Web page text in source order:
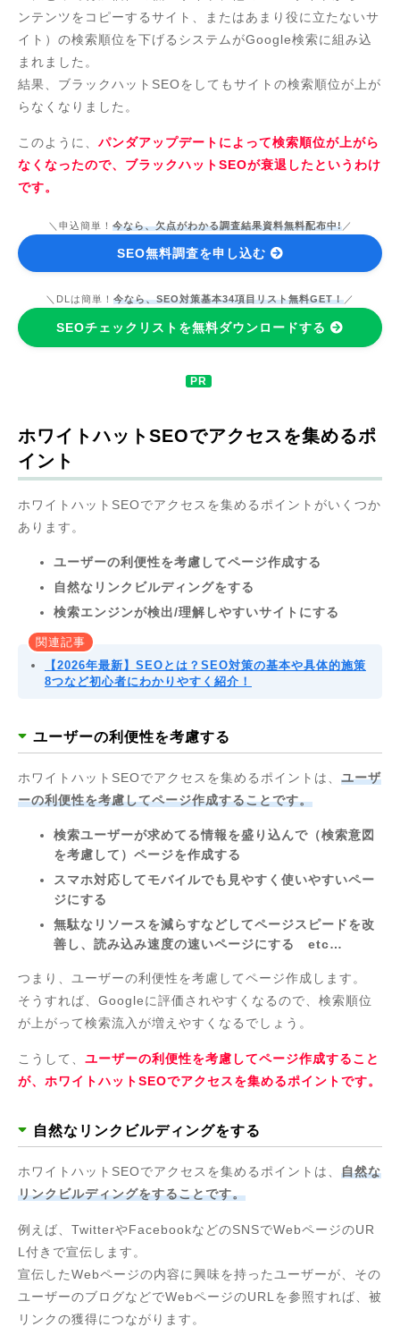
ンテンツをコピーするサイト、またはあまり役に立たないサ
イト）の検索順位を下げるシステムがGoogle検索に組み込
まれました。
結果、ブラックハットSEOをしてもサイトの検索順位が上が
らなくなりました。
このように、 パンダアップデートによって検索順位が上がら
なくなったので、ブラックハットSEOが衰退したというわけ
です。
＼申込簡単！ 今なら、欠点がわかる調査結果資料無料配布中!／
SEO無料調査を申し込む
＼DLは簡単！ 今なら、SEO対策基本34項目リスト無料GET！ ／
SEOチェックリストを無料ダウンロードする
ホワイトハットSEOでアクセスを集めるポ
イント
ホワイトハットSEOでアクセスを集めるポイントがいくつか
あります。
ユーザーの利便性を考慮してページ作成する
自然なリンクビルディングをする
検索エンジンが検出/理解しやすいサイトにする
関連記事
【2026年最新】SEOとは？SEO対策の基本や具体的施策
8つなど初心者にわかりやすく紹介！
ユーザーの利便性を考慮する
ホワイトハットSEOでアクセスを集めるポイントは、 ユーザ
ーの利便性を考慮してページ作成することです。
検索ユーザーが求めてる情報を盛り込んで（検索意図
を考慮して）ページを作成する
スマホ対応してモバイルでも見やすく使いやすいペー
ジにする
無駄なリソースを減らすなどしてページスピードを改
善し、読み込み速度の速いページにする etc…
つまり、ユーザーの利便性を考慮してページ作成します。
そうすれば、Googleに評価されやすくなるので、検索順位
が上がって検索流入が増えやすくなるでしょう。
こうして、 ユーザーの利便性を考慮してページ作成すること
が、ホワイトハットSEOでアクセスを集めるポイントです。
自然なリンクビルディングをする
ホワイトハットSEOでアクセスを集めるポイントは、 自然な
リンクビルディングをすることです。
例えば、TwitterやFacebookなどのSNSでWebページのUR
L付きで宣伝します。
宣伝したWebページの内容に興味を持ったユーザーが、その
ユーザーのブログなどでWebページのURLを参照すれば、被
リンクの獲得につながります。